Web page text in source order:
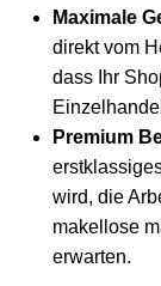
Maximale
direkt vom
dass Ihr
Premium
wird, die
makellose
erwarten.